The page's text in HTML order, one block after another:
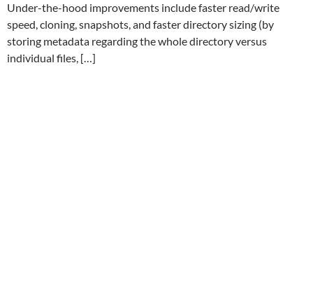
Under-the-hood improvements include faster read/write
speed, cloning, snapshots, and faster directory sizing (by
storing metadata regarding the whole directory versus
individual files, […]